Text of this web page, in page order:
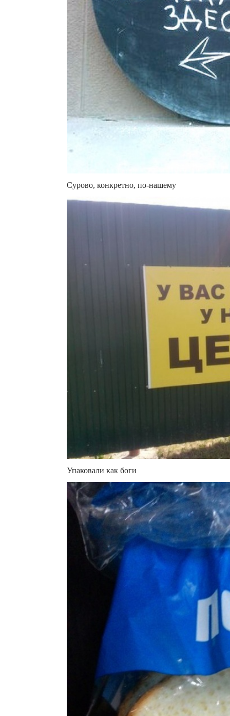
Сурово, конкретно, по-нашему
Упаковали как боги